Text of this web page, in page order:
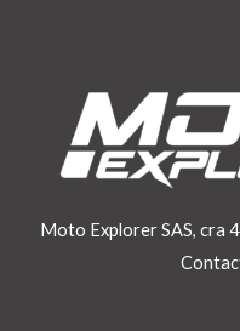
Moto Explorer SAS, cra